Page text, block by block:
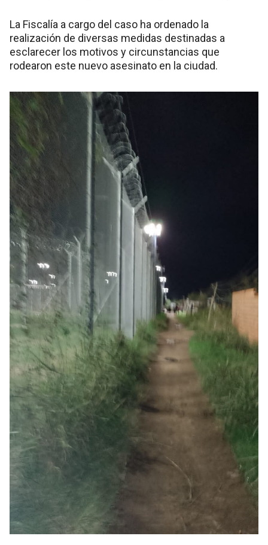
La Fiscalía a cargo del caso ha ordenado la
realización de diversas medidas destinadas a
esclarecer los motivos y circunstancias que
rodearon este nuevo asesinato en la ciudad.